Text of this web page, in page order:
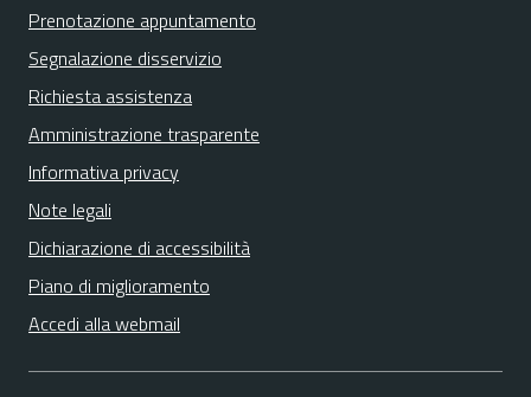
Prenotazione appuntamento
Segnalazione disservizio
Richiesta assistenza
Amministrazione trasparente
Informativa privacy
Note legali
Dichiarazione di accessibilità
Piano di miglioramento
Accedi alla webmail